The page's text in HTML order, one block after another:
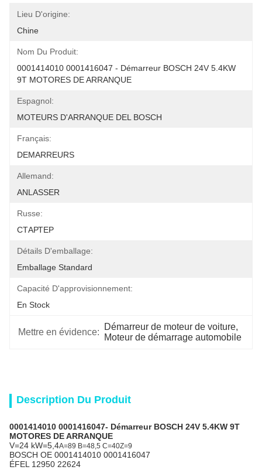
Lieu D'origine:
Chine
Nom Du Produit:
0001414010 0001416047 - Démarreur BOSCH 24V 5.4KW
9T MOTORES DE ARRANQUE
Espagnol:
MOTEURS D'ARRANQUE DEL BOSCH
Français:
DEMARREURS
Allemand:
ANLASSER
Russe:
СТАРТЕР
Détails D'emballage:
Emballage Standard
Capacité D'approvisionnement:
En Stock
Mettre en évidence:
Démarreur de moteur de voiture,
Moteur de démarrage automobile
Description Du Produit
0001414010 0001416047- Démarreur BOSCH 24V 5.4KW 9T
MOTORES DE ARRANQUE
V=24 kW=5,4A=89 B=48,5 C=40Z=9
BOSCH OE 0001414010 0001416047
ÉFEL 12950 22624